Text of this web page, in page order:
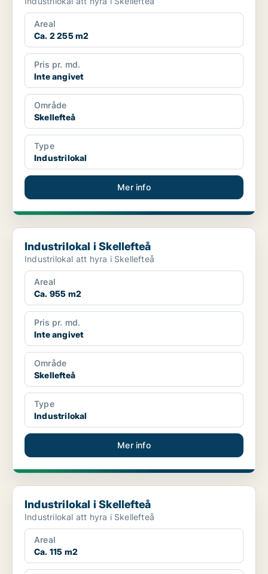
Areal
Ca. 2 255 m2
Pris pr. md.
Inte angivet
Område
Skellefteå
Type
Industrilokal
Mer info
Industrilokal i Skellefteå
Industrilokal i Skellefteå
Industrilokal att hyra i Skellefteå
Areal
Ca. 955 m2
Pris pr. md.
Inte angivet
Område
Skellefteå
Type
Industrilokal
Mer info
Industrilokal i Skellefteå
Industrilokal i Skellefteå
Industrilokal att hyra i Skellefteå
Areal
Ca. 115 m2